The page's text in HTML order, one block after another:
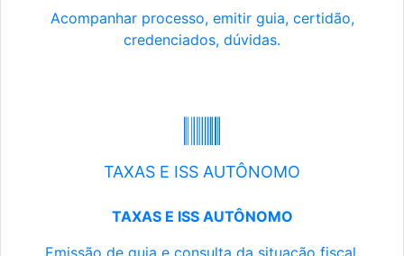
Acompanhar processo, emitir guia, certidão,
credenciados, dúvidas.
TAXAS E ISS AUTÔNOMO
TAXAS E ISS AUTÔNOMO